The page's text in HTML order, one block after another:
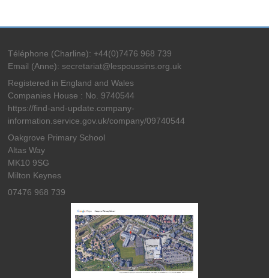
Téléphone (Charline): +44(0)7476 968 739
Email (Anne): secretariat@lespoussins.org.uk
Registered in England and Wales
Companies House : No. 9740544
https://find-and-update.company-
information.service.gov.uk/company/09740544
Oakgrove Primary School
Altas Way
MK10 9SG
Milton Keynes
07476 968 739